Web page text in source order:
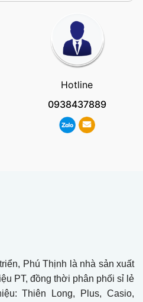
Hotline
0938437889
Phú Thịnh là nhà sản xuất
PT, đồng thời phân phối sỉ lẻ
Thiên Long, Plus, Casio,